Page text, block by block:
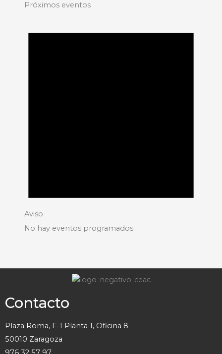
Próximos eventos
Aviso
No hay eventos programados.
Contacto
Plaza Roma, F-1 Planta 1, Oficina 8
50010 Zaragoza